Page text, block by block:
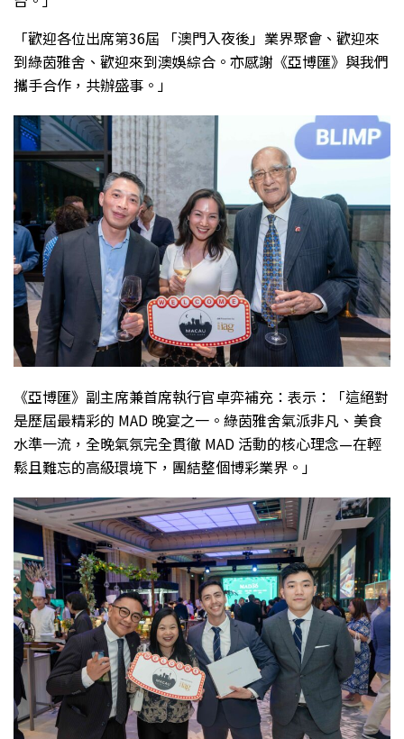
「歡迎各位出席第36屆 「澳門入夜後」業界聚會、歡迎來
到綠茵雅舍、歡迎來到澳娛綜合。亦感謝《亞博匯》與我們
攜手合作，共辦盛事。」
《亞博匯》副主席兼首席執行官卓弈補充：表示：「這絕對
是歷屆最精彩的 MAD 晚宴之一。綠茵雅舍氣派非凡、美食
水準一流，全晚氣氛完全貫徹 MAD 活動的核心理念—在輕
鬆且難忘的高級環境下，團結整個博彩業界。」